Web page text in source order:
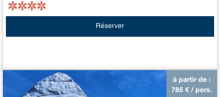
Réserver
à partir de :
785 € / pers.